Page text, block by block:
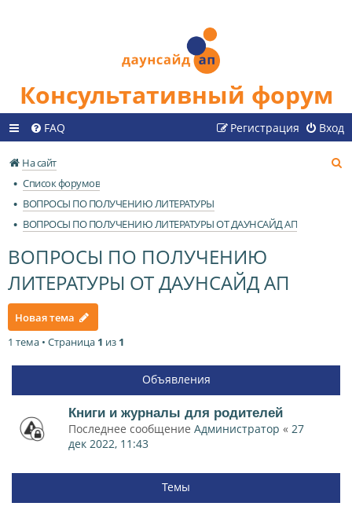
Консультативный форум
FAQ Вход
Регистрация
На сайт
Список форумов
ВОПРОСЫ ПО ПОЛУЧЕНИЮ ЛИТЕРАТУРЫ
ВОПРОСЫ ПО ПОЛУЧЕНИЮ ЛИТЕРАТУРЫ ОТ ДАУНСАЙД АП
ВОПРОСЫ ПО ПОЛУЧЕНИЮ
ЛИТЕРАТУРЫ ОТ ДАУНСАЙД АП
Новая тема
1 тема • Страница 1 из 1
Объявления
Книги и журналы для родителей
Последнее сообщение Администратор « 27
дек 2022, 11:43
Темы